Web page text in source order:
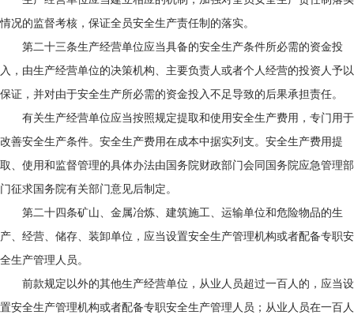
情况的监督考核，保证全员安全生产责任制的落实。
第二十三条生产经营单位应当具备的安全生产条件所必需的资金投
入，由生产经营单位的决策机构、主要负责人或者个人经营的投资人予以
保证，并对由于安全生产所必需的资金投入不足导致的后果承担责任。
有关生产经营单位应当按照规定提取和使用安全生产费用，专门用于
改善安全生产条件。安全生产费用在成本中据实列支。安全生产费用提
取、使用和监督管理的具体办法由国务院财政部门会同国务院应急管理部
门征求国务院有关部门意见后制定。
第二十四条矿山、金属冶炼、建筑施工、运输单位和危险物品的生
产、经营、储存、装卸单位，应当设置安全生产管理机构或者配备专职安
全生产管理人员。
前款规定以外的其他生产经营单位，从业人员超过一百人的，应当设
置安全生产管理机构或者配备专职安全生产管理人员；从业人员在一百人